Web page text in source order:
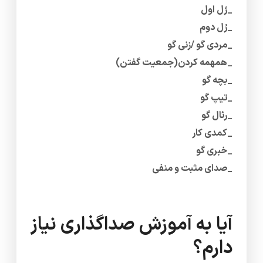
_رُل اول
_رُل دوم
_مردی گو /زنی گو
_همهمه کردن(جمعیت گفتن)
_بچه گو
_تیپ گو
_رئال گو
_کمدی کار
_خبری گو
_صدای مثبت و منفی
آیا به آموزش صداگذاری نیاز
دارم؟